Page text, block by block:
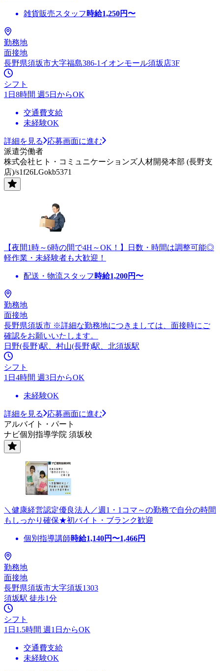
雑貨販売スタッフ 時給1,250円〜
勤務地
面接地
長野県須坂市大字福島386-1イオンモール須坂店3F
シフト
1日8時間 週5日からOK
交通費支給
未経験OK
詳細を見る
応募画面に進む
派遣労働者
株式会社ヒト・コミュニケーションズ人材開発本部 (長野支
店)/s1f26LGokb5371
【夜間1時～6時の間で4H～OK！】日数・時間は調整可能◎
軽作業・未経験者も大歓迎！
配送・物流スタッフ 時給1,200円〜
勤務地
面接地
長野県須坂市 ※詳細な勤務地につきましては、面接時にご
確認をお願いいたします。
日野(長野)駅、村山(長野)駅、北須坂駅
シフト
1日4時間 週3日からOK
未経験OK
詳細を見る
応募画面に進む
アルバイト・パート
ナビ個別指導学院 須坂校
＼健康経営認定優良法人／週1・1コマ～の勤務で自分の時間
もしっかり確保★初バイト・ブランク歓迎
個別指導講師時給1,140円〜1,466円
勤務地
面接地
長野県須坂市大字須坂1303
須坂駅 徒歩1分
シフト
1日1.5時間 週1日からOK
交通費支給
未経験OK